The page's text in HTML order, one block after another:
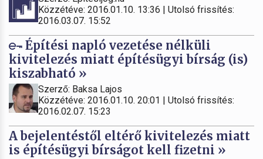
Közzétéve: 2016.01.10. 13:36 | Utolsó frissítés:
2016.03.07. 15:52
Építési napló vezetése nélküli
kivitelezés miatt építésügyi bírság (is)
kiszabható »
Szerző: Baksa Lajos
Közzétéve: 2016.01.10. 20:01 | Utolsó frissítés:
2016.02.07. 15:23
A bejelentéstől eltérő kivitelezés miatt
is építésügyi bírságot kell fizetni »